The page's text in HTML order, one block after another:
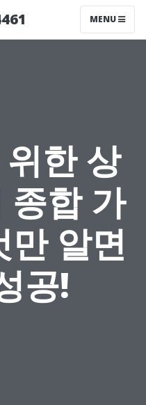
MENU
한 상
종합 가
만 알면
공!